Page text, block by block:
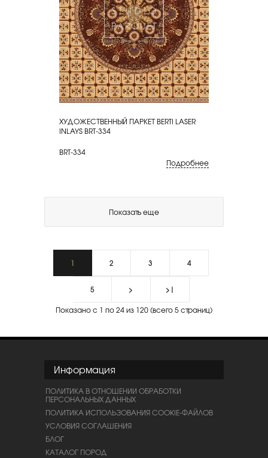
КУПИТЬ
ХУДОЖЕСТВЕННЫЙ ПАРКЕТ BERTI LASER
INLAYS BRT-334
BRT-334
Подробнее
Показать еще
1 2 3 4
5 > >|
Показано с 1 по 24 из 120 (всего 5 страниц)
Информация
ПОЛИТИКА В ОТНОШЕНИИ ОБРАБОТКИ
ПЕРСОНАЛЬНЫХ ДАННЫХ
ПОЛИТИКА ИСПОЛЬЗОВАНИЯ COOKIE-ФАЙЛОВ
УСЛОВИЯ СОГЛАШЕНИЯ
БЛОГ
КАТАЛОГ ПОРОД